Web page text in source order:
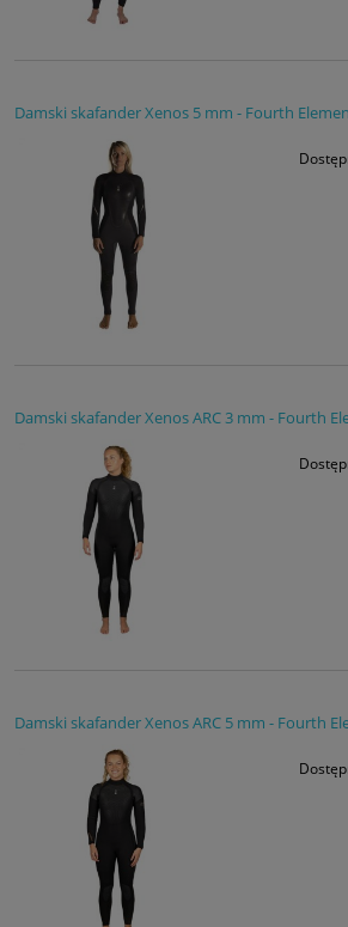
Damski skafander Xenos 5 mm - Fourth
Damski skafander Xenos ARC 3 mm - Fourth
Damski skafander Xenos ARC 5 mm - Fourth